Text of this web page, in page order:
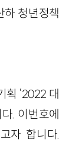
하 청년정책
획 ‘2022 대
. 이번호에
자 합니다.